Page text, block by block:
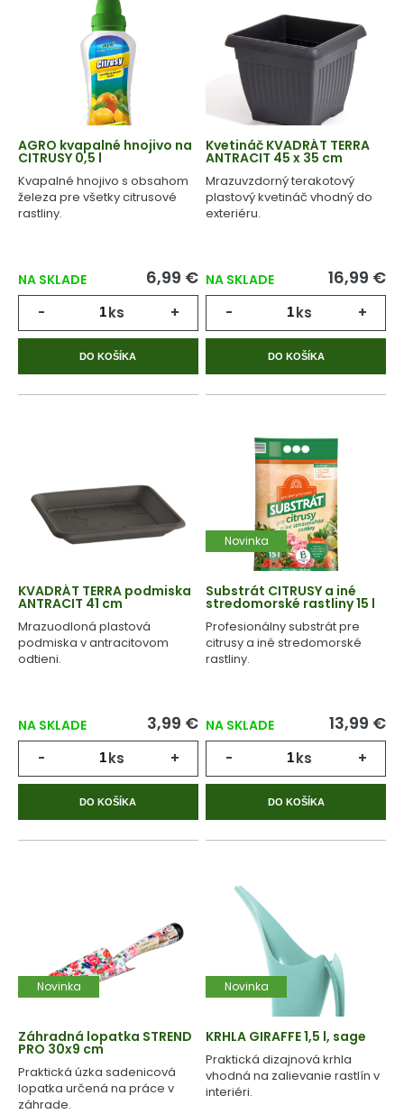
AGRO kvapalné hnojivo na
CITRUSY 0,5 l
Kvapalné hnojivo s obsahom
železa pre všetky citrusové
rastliny.
NA SKLADE 6,99 €
- ks +
DO KOŠÍKA
Kvetináč KVADRÁT TERRA
ANTRACIT 45 x 35 cm
Mrazuvzdorný terakotový
plastový kvetináč vhodný do
exteriéru.
NA SKLADE 16,99 €
- ks +
DO KOŠÍKA
KVADRÁT TERRA podmiska
ANTRACIT 41 cm
Mrazuodloná plastová
podmiska v antracitovom
odtieni.
NA SKLADE 3,99 €
- ks +
DO KOŠÍKA
Novinka
Substrát CITRUSY a iné
stredomorské rastliny 15 l
Profesionálny substrát pre
citrusy a iné stredomorské
rastliny.
NA SKLADE 13,99 €
- ks +
DO KOŠÍKA
Novinka
Záhradná lopatka STREND
PRO 30x9 cm
Praktická úzka sadenicová
lopatka určená na práce v
záhrade.
Novinka
KRHLA GIRAFFE 1,5 l, sage
Praktická dizajnová krhla
vhodná na zalievanie rastlín v
interiéri.